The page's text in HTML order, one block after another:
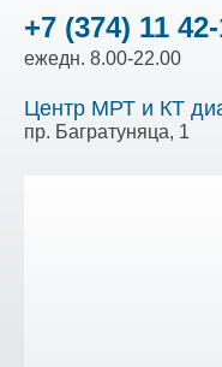
+7 (374) 11
ежедн. 8.00-22.00
Центр МРТ и КТ
пр. Багратуняца, 1